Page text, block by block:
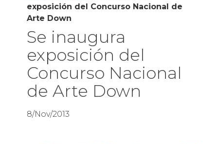
exposición del Concurso Nacional de
Arte Down
Se inaugura
exposición del
Concurso Nacional
de Arte Down
8/Nov/2013